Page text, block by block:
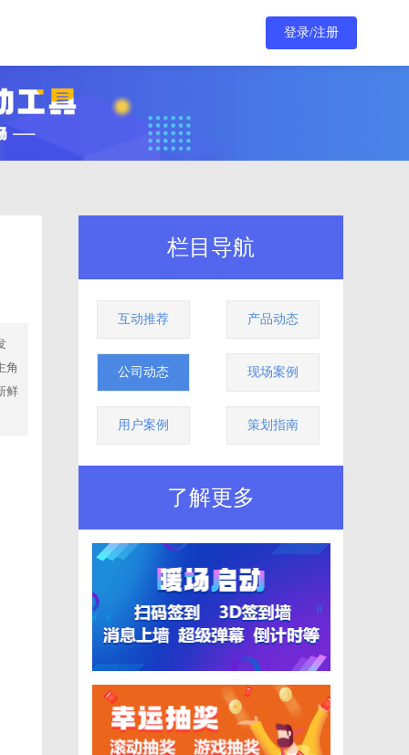
登录/注册
角
鲜
栏目导航
互动推荐 产品动态
公司动态 现场案例
用户案例 策划指南
了解更多